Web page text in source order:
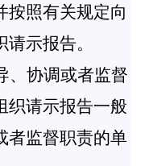
按照有关规定向
示报告。
协调或者监督
织请示报告一般
者监督职责的单